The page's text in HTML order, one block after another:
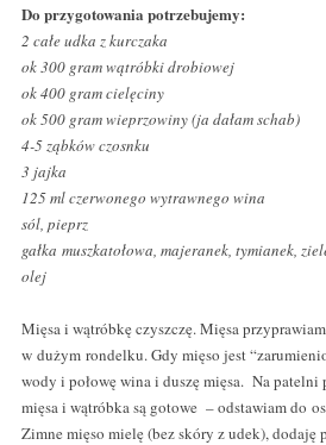
Do przygotowania potrzebujemy:
2 całe udka z kurczaka
ok 300 gram wątróbki drobiowej
ok 400 gram cielęciny
ok 500 gram wieprzowiny (ja dałam schab)
4-5 ząbków czosnku
3 jajka
125 ml czerwonego wytrawnego wina
sól, pieprz
gałka muszkatołowa, majeranek, tymianek,
olej
Mięsa i wątróbkę czyszczę. Mięsa
w dużym rondelku. Gdy mięso jest
wody i połowę wina i duszę mięsa. Na patelni
mięsa i wątróbka są gotowe – odstawiam do
Zimne mięso mielę (bez skóry z udek), dodaję